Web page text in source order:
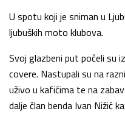
U spotu koji je sniman u
ljubuških moto klubova.
Svoj glazbeni put počeli su
covere. Nastupali su na
uživo u kafićima te na
dalje član benda Ivan Nižić